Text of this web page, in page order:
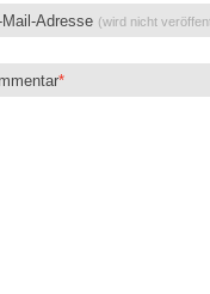
Mail-Adresse (wird nicht